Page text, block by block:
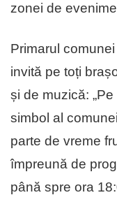
zonei de
Primarul
invită pe toți
și de muzică:
simbol al
parte de vreme
împreună de
până spre ora